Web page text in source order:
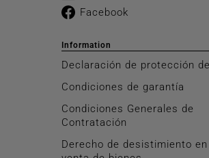
Facebook
Information
Declaración de protección
Condiciones de garantía
Condiciones Generales de
Contratación
Derecho de desistimiento en